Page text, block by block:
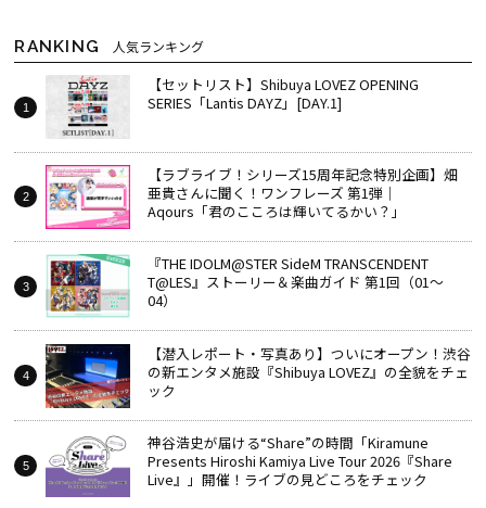
RANKING 人気ランキング
【セットリスト】Shibuya LOVEZ OPENING
SERIES「Lantis DAYZ」[DAY.1]
【ラブライブ！シリーズ15周年記念特別企画】畑
亜貴さんに聞く！ワンフレーズ 第1弾｜
Aqours「君のこころは輝いてるかい？」
『THE IDOLM@STER SideM TRANSCENDENT
T@LES』ストーリー＆楽曲ガイド 第1回（01～
04）
【潜入レポート・写真あり】ついにオープン！渋谷
の新エンタメ施設『Shibuya LOVEZ』の全貌をチェ
ック
神谷浩史が届ける“Share”の時間――「Kiramune
Presents Hiroshi Kamiya Live Tour 2026『Share
Live』」開催！ライブの見どころをチェック